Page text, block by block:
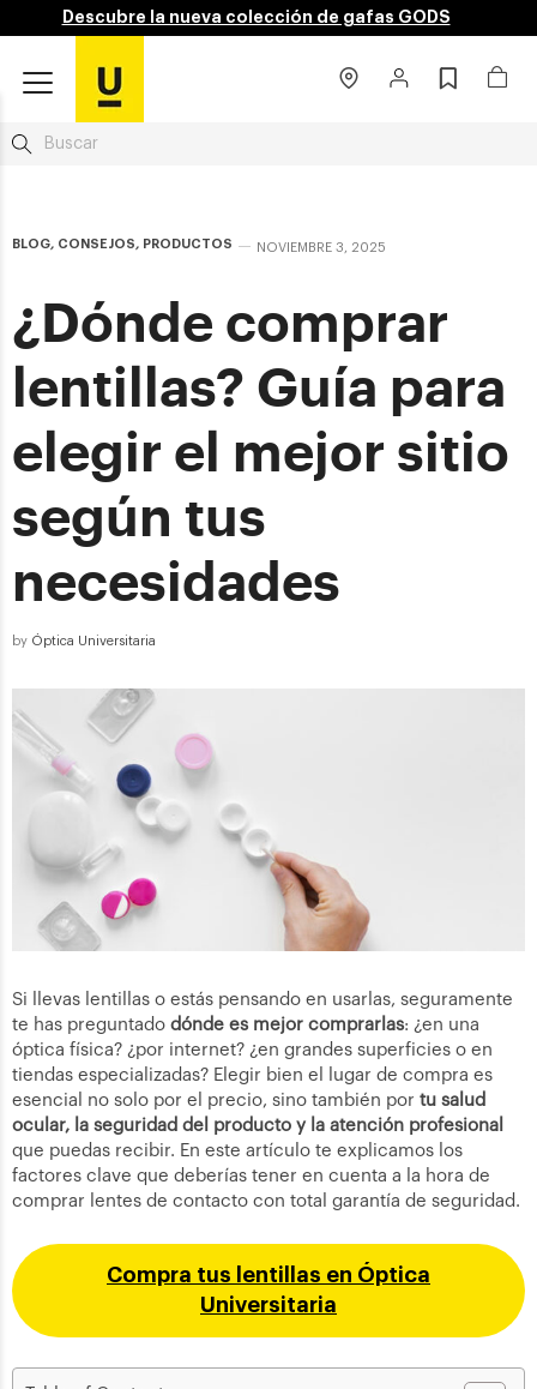
Descubre la nueva colección de gafas GODS
BLOG, CONSEJOS, PRODUCTOS NOVIEMBRE 3, 2025
¿Dónde comprar
lentillas? Guía para
elegir el mejor sitio
según tus
necesidades
by Óptica Universitaria
Si llevas lentillas o estás pensando en usarlas, seguramente
te has preguntado dónde es mejor comprarlas: ¿en una
óptica física? ¿por internet? ¿en grandes superficies o en
tiendas especializadas? Elegir bien el lugar de compra es
esencial no solo por el precio, sino también por tu salud
ocular, la seguridad del producto y la atención profesional
que puedas recibir. En este artículo te explicamos los
factores clave que deberías tener en cuenta a la hora de
comprar lentes de contacto con total garantía de seguridad.
Compra tus lentillas en Óptica
Universitaria